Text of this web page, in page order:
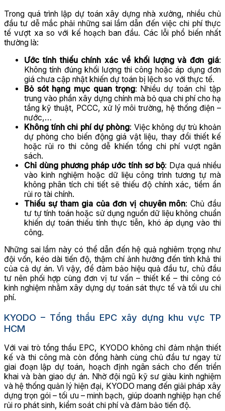
Trong quá trình lập dự toán xây dựng nhà xưởng, nhiều chủ
đầu tư dễ mắc phải những sai lầm dẫn đến việc chi phí thực
tế vượt xa so với kế hoạch ban đầu. Các lỗi phổ biến nhất
thường là:
Ước tính thiếu chính xác về khối lượng và đơn giá:
Không tính đúng khối lượng thi công hoặc áp dụng đơn
giá chưa cập nhật khiến dự toán bị lệch so với thực tế.
Bỏ sót hạng mục quan trọng: Nhiều dự toán chỉ tập
trung vào phần xây dựng chính mà bỏ qua chi phí cho hạ
tầng kỹ thuật, PCCC, xử lý môi trường, hệ thống điện –
nước,…
Không tính chi phí dự phòng: Việc không dự trù khoản
dự phòng cho biến động giá vật liệu, thay đổi thiết kế
hoặc rủi ro thi công dễ khiến tổng chi phí vượt ngân
sách.
Chỉ dùng phương pháp ước tính sơ bộ: Dựa quá nhiều
vào kinh nghiệm hoặc dữ liệu công trình tương tự mà
không phân tích chi tiết sẽ thiếu độ chính xác, tiềm ẩn
rủi ro tài chính.
Thiếu sự tham gia của đơn vị chuyên môn: Chủ đầu
tư tự tính toán hoặc sử dụng nguồn dữ liệu không chuẩn
khiến dự toán thiếu tính thực tiễn, khó áp dụng vào thi
công.
Những sai lầm này có thể dẫn đến hệ quả nghiêm trọng như
đội vốn, kéo dài tiến độ, thậm chí ảnh hưởng đến tính khả thi
của cả dự án. Vì vậy, để đảm bảo hiệu quả đầu tư, chủ đầu
tư nên phối hợp cùng đơn vị tư vấn – thiết kế – thi công có
kinh nghiệm nhằm xây dựng dự toán sát thực tế và tối ưu chi
phí.
KYODO – Tổng thầu EPC xây dựng khu vực TP
HCM
Với vai trò tổng thầu EPC, KYODO không chỉ đảm nhận thiết
kế và thi công mà còn đồng hành cùng chủ đầu tư ngay từ
giai đoạn lập dự toán, hoạch định ngân sách cho đến triển
khai và bàn giao dự án. Nhờ đội ngũ kỹ sư giàu kinh nghiệm
và hệ thống quản lý hiện đại, KYODO mang đến giải pháp xây
dựng trọn gói – tối ưu – minh bạch, giúp doanh nghiệp hạn chế
rủi ro phát sinh, kiểm soát chi phí và đảm bảo tiến độ.